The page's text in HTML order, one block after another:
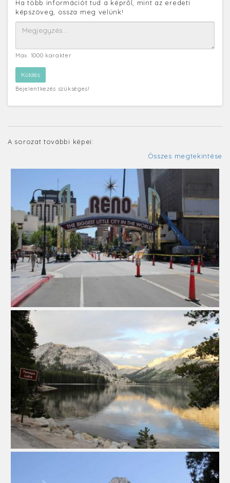
Ha több információt tud a képről, mint az eredeti
képszöveg, ossza meg velünk!
Max. 1000 karakter
Bejelentkezés szükséges!
A sorozat további képei:
Összes megtekintése